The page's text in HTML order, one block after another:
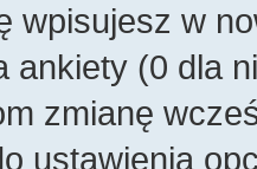
wpisujesz w
ankiety (0 dla
zmianę
ustawienia